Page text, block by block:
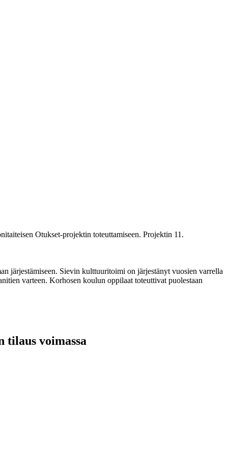
Otukset-projektin toteuttamiseen. Projektin 11.
järjestämiseen. Sievin kulttuuritoimi on järjestänyt vuosien varrella
varteen. Korhosen koulun oppilaat toteuttivat puolestaan
tilaus voimassa